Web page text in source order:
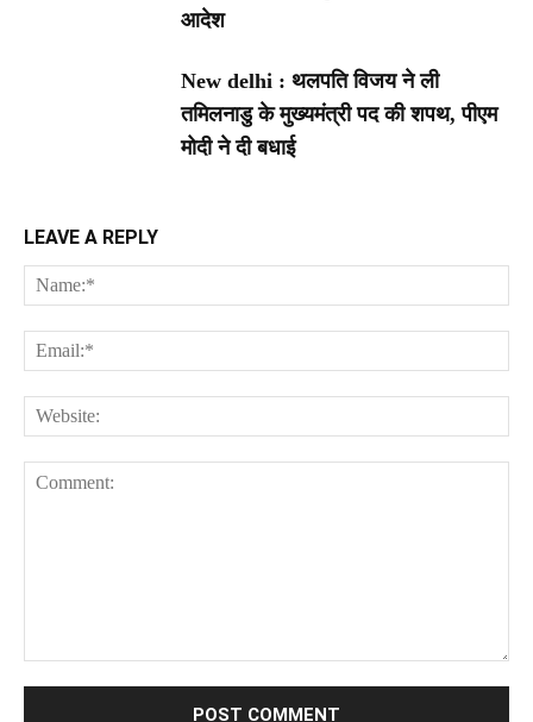
आदेश
New delhi : थलपति विजय ने ली
तमिलनाडु के मुख्यमंत्री पद की शपथ, पीएम
मोदी ने दी बधाई
LEAVE A REPLY